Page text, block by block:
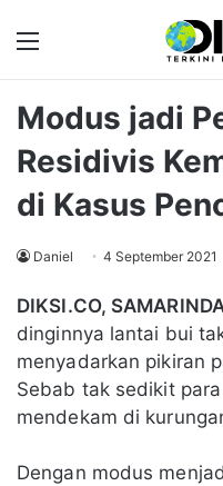
Modus jadi
Residivis
di Kasus
Daniel 4 September 2021
DIKSI.CO,
dinginnya lantai bui
menyadarkan pikiran
Sebab tak sedikit
mendekam di
Dengan modus